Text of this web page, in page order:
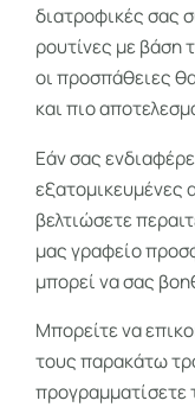
διατροφικές σας
ρουτίνες με βάση
οι προσπάθειες
και πιο
Εάν σας
εξατομικευμένες
βελτιώσετε
μας γραφείο
μπορεί να σας
Μπορείτε να
τους παρακάτω
προγραμματίσετε